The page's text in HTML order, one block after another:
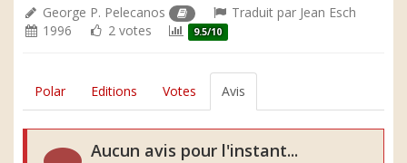
George P. Pelecanos Traduit par Jean Esch
1996
2 votes 9.5/10
Polar Editions Votes Avis
Aucun avis pour l'instant...